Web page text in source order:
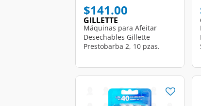
$141.00
GILLETTE
Máquinas para Afeitar
Desechables Gillette
Prestobarba 2, 10 pzas.